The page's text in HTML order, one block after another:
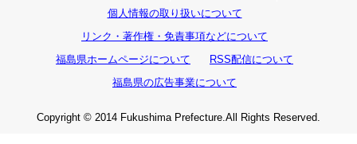
個人情報の取り扱いについて
リンク・著作権・免責事項などについて
福島県ホームページについて
RSS配信について
福島県の広告事業について
Copyright © 2014 Fukushima Prefecture.All Rights Reserved.